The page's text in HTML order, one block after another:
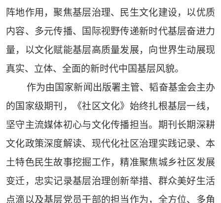
阵地作用，聚焦基层治理、民生文化建设，以优质
内容、多元传播、国际视野传递新时代基层奋进力
量，以文化赋能基层高质量发展，向世界生动展现
真实、立体、全面的新时代中国基层风貌。
作为由国家新闻出版署主管、韬奋基金会主办
的国家级期刊，《社区文化》始终扎根基层一线，
坚守主流媒体初心与文化传播担当。期刊长期深耕
文化政策深度解读、现代化社区治理实践记录、本
土特色民生故事挖掘工作，精准聚焦城乡社区发展
变迁，忠实记录基层治理创新举措、群众美好生活
点滴以及基层党员干部的担当作为，全方位、多角